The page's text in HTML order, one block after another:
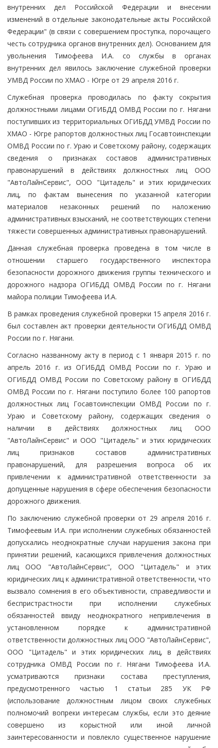
внутренних дел Российской Федерации и внесении
изменений в отдельные законодательные акты Российской
Федерации" (в связи с совершением проступка, порочащего
честь сотрудника органов внутренних дел). Основанием для
увольнения Тимофеева И.А. со службы в органах
внутренних дел явилось заключение служебной проверки
УМВД России по ХМАО - Югре от 29 апреля 2016 г.
Служебная проверка проводилась по факту сокрытия
должностными лицами ОГИБДД ОМВД России по г. Нягани
поступивших из территориальных ОГИБДД УМВД России по
ХМАО - Югре рапортов должностных лиц Госавтоинспекции
ОМВД России по г. Ураю и Советскому району, содержащих
сведения о признаках составов административных
правонарушений в действиях должностных лиц ООО
"АвтоЛайнСервис", ООО "Цитадель" и этих юридических
лиц, по фактам вынесения по указанной категории
материалов незаконных решений по наложению
административных взысканий, не соответствующих степени
тяжести совершенных административных правонарушений.
Данная служебная проверка проведена в том числе в
отношении старшего государственного инспектора
безопасности дорожного движения группы технического и
дорожного надзора ОГИБДД ОМВД России по г. Нягани
майора полиции Тимофеева И.А.
В рамках проведения служебной проверки 15 апреля 2016 г.
был составлен акт проверки деятельности ОГИБДД ОМВД
России по г. Нягани.
Согласно названному акту в период с 1 января 2015 г. по
апрель 2016 г. из ОГИБДД ОМВД России по г. Ураю и
ОГИБДД ОМВД России по Советскому району в ОГИБДД
ОМВД России по г. Нягани поступило более 100 рапортов
должностных лиц Госавтоинспекции ОМВД России по г.
Ураю и Советскому району, содержащих сведения о
наличии в действиях должностных лиц ООО
"АвтоЛайнСервис" и ООО "Цитадель" и этих юридических
лиц признаков составов административных
правонарушений, для разрешения вопроса об их
привлечении к административной ответственности за
допущенные нарушения в сфере обеспечения безопасности
дорожного движения.
По заключению служебной проверки от 29 апреля 2016 г.
Тимофеевым И.А. при исполнении служебных обязанностей
допускались неоднократные случаи нарушения закона при
принятии решений, касающихся привлечения должностных
лиц ООО "АвтоЛайнСервис", ООО "Цитадель" и этих
юридических лиц к административной ответственности, что
вызвало сомнения в его объективности, справедливости и
беспристрастности при исполнении служебных
обязанностей ввиду неоднократного непривлечения в
установленном порядке к административной
ответственности должностных лиц ООО "АвтоЛайнСервис",
ООО "Цитадель" и этих юридических лиц, в действиях
сотрудника ОМВД России по г. Нягани Тимофеева И.А.
усматриваются признаки состава преступления,
предусмотренного частью 1 статьи 285 УК РФ
(использование должностным лицом своих служебных
полномочий вопреки интересам службы, если это деяние
совершено из корыстной или иной личной
заинтересованности и повлекло существенное нарушение